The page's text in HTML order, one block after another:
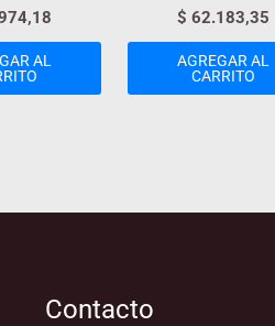
AL
$ 62.183,35
AGREGAR AL
CARRITO
Contacto